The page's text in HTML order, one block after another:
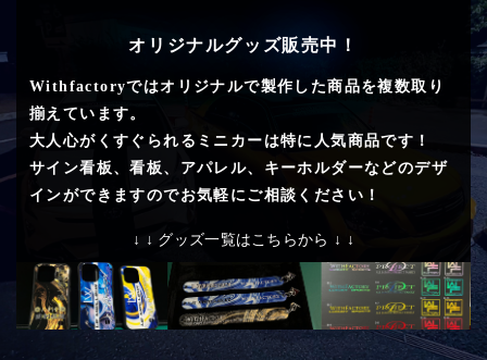
オリジナルグッズ販売中！
Withfactoryではオリジナルで製作した商品を複数取り
揃えています。
大人心がくすぐられるミニカーは特に人気商品です！
サイン看板、看板、アパレル、キーホルダーなどのデザ
インができますのでお気軽にご相談ください！
↓ ↓ グッズ一覧はこちらから ↓ ↓